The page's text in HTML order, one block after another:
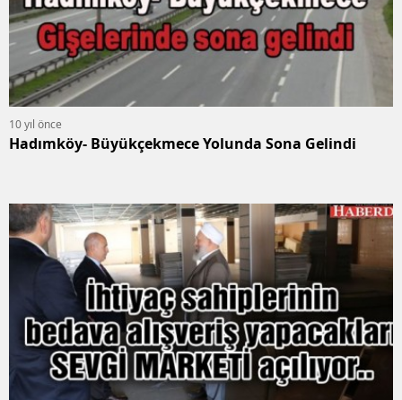
10 yıl önce
Hadımköy- Büyükçekmece Yolunda Sona Gelindi